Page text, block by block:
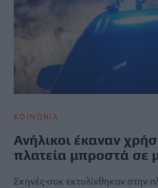
ΚΟΙΝΩΝΙΑ
Ανήλικοι έκαναν
πλατεία μπροστά σε
Σκηνές-σοκ εκτυλίχθηκαν στην